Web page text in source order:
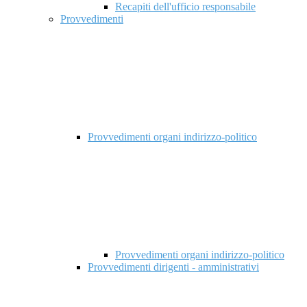
Recapiti dell'ufficio responsabile
Provvedimenti
Provvedimenti organi indirizzo-politico
Provvedimenti organi indirizzo-politico
Provvedimenti dirigenti - amministrativi